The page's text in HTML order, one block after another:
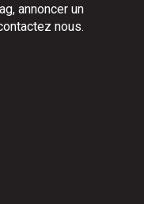
annoncer un
nous.